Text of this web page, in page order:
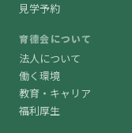
見学予約
育德会について
法人について
働く環境
教育・キャリア
福利厚生